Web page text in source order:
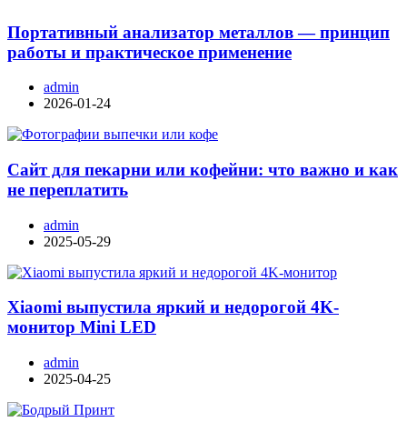
Портативный анализатор металлов — принцип
работы и практическое применение
admin
2026-01-24
Сайт для пекарни или кофейни: что важно и как
не переплатить
admin
2025-05-29
Xiaomi выпустила яркий и недорогой 4K-
монитор Mini LED
admin
2025-04-25